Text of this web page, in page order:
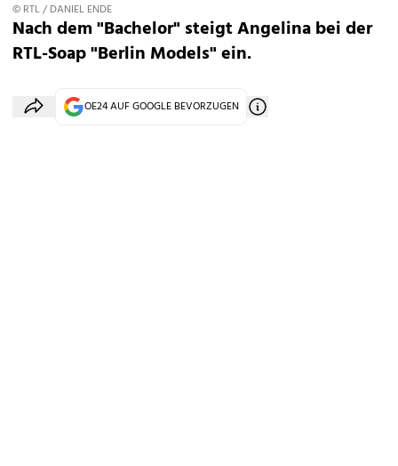
© RTL / DANIEL ENDE
Nach dem "Bachelor" steigt Angelina bei der
RTL-Soap "Berlin Models" ein.
OE24 AUF GOOGLE BEVORZUGEN